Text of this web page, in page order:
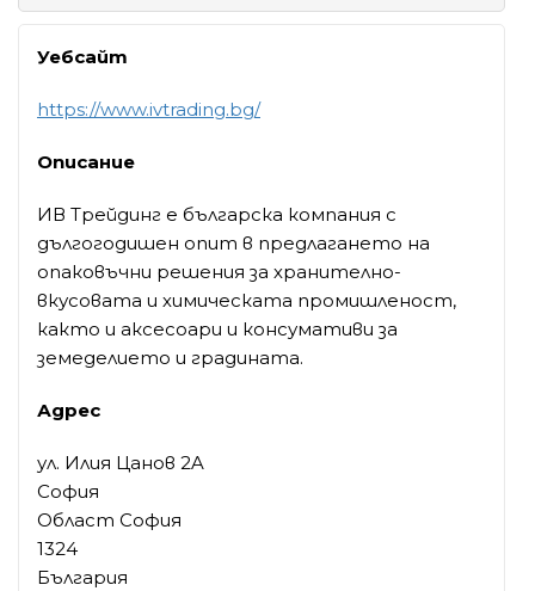
Уебсайт
https://www.ivtrading.bg/
Описание
ИВ Трейдинг е българска компания с
дългогодишен опит в предлагането на
опаковъчни решения за хранително-
вкусовата и химическата промишленост,
както и аксесоари и консумативи за
земеделието и градината.
Адрес
ул. Илия Цанов 2A
София
Област София
1324
България